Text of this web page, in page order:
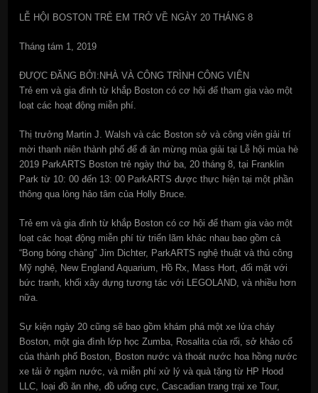
LỄ HỘI BOSTON TRẺ EM TRỞ VỀ NGÀY 20 THÁNG 8
Tháng tám 1, 2019
ĐƯỢC ĐĂNG BỞI:NHÀ VÀ CÔNG TRÌNH CÔNG VIÊN
Trẻ em và gia đình từ khắp Boston có cơ hội để tham gia vào một
loạt các hoạt động miễn phí.
Thị trưởng Martin J. Walsh và các Boston sở và công viên giải trí
mời thanh niên thành phố để đi ăn mừng mùa giải tại Lễ hội mùa hè
2019 ParkARTS Boston trẻ ngày thứ ba, 20 tháng 8, tại Franklin
Park từ 10: 00 đến 13: 00 ParkARTS được thực hiện tại một phần
thông qua lòng hảo tâm của Holly Bruce.
Trẻ em và gia đình từ khắp Boston có cơ hội để tham gia vào một
loạt các hoạt động miễn phí từ triển lãm khác nhau bao gồm cả
“Bong bóng chàng” Jim Dichter, ParkARTS nghệ thuật và thủ công
Mỹ nghệ, New England Aquarium, Hồ Rx, Mass Hort, đối mặt với
bức tranh, khối xây dựng tương tác với LEGOLAND, và nhiều hơn
nữa.
Sự kiện ngày 20 cũng sẽ bao gồm khám phá một xe lửa cháy
Boston, một gia đình lớp học Zumba, Rosalita của rối, sở khảo cổ
của thành phố Boston, Boston nước và thoát nước hoa hồng nước
xe tải ở ngậm nước, và miễn phí xử lý và quà tặng từ HP Hood
LLC, loại đồ ăn nhẹ, đồ uống cực, Cascadian trang trại xe Tour,